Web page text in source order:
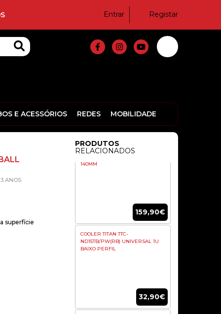
Entrar Registar
E ACESSÓRIOS REDES MOBILIDADE
3 ANOS
superfície
PRODUTOS
RELACIONADOS
63,80€
12,90€
140MM
159,90€
COOLER TITAN TTC-
ND15TB/PW(RB) UNIVERSAL 1U
BAIXO PERFIL
32,90€